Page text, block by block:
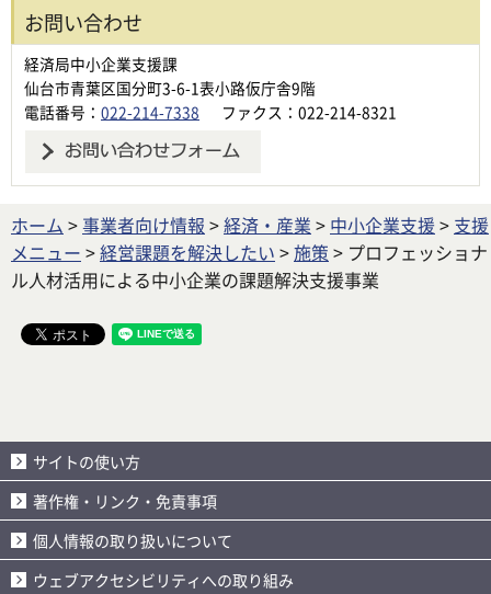
お問い合わせ
経済局中小企業支援課
仙台市青葉区国分町3-6-1表小路仮庁舎9階
電話番号： 022-214-7338 ファクス：022-214-8321
ホーム >事業者向け情報 >経済・産業 > 中小企業支援> 支援
メニュー >経営課題を解決したい >施策 > プロフェッショナ
ル人材活用による中小企業の課題解決支援事業
サイトの使い方
著作権・リンク・免責事項
個人情報の取り扱いについて
ウェブアクセシビリティへの取り組み